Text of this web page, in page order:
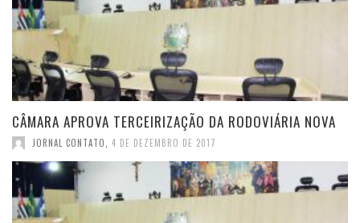
CÂMARA APROVA TERCEIRIZAÇÃO DA RODOVIÁRIA NOVA
JORNAL CONTATO 4 DE DEZEMBRO DE 2017